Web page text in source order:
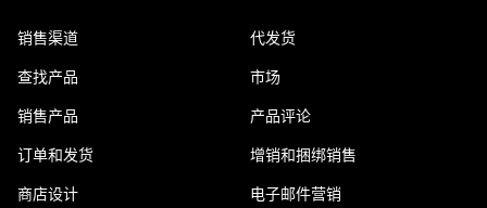
销售渠道
查找产品
销售产品
订单和发货
商店设计
代发货
市场
产品评论
增销和捆绑销售
电子邮件营销